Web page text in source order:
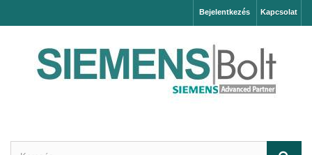
Kapcsolat
Bejelentkezés